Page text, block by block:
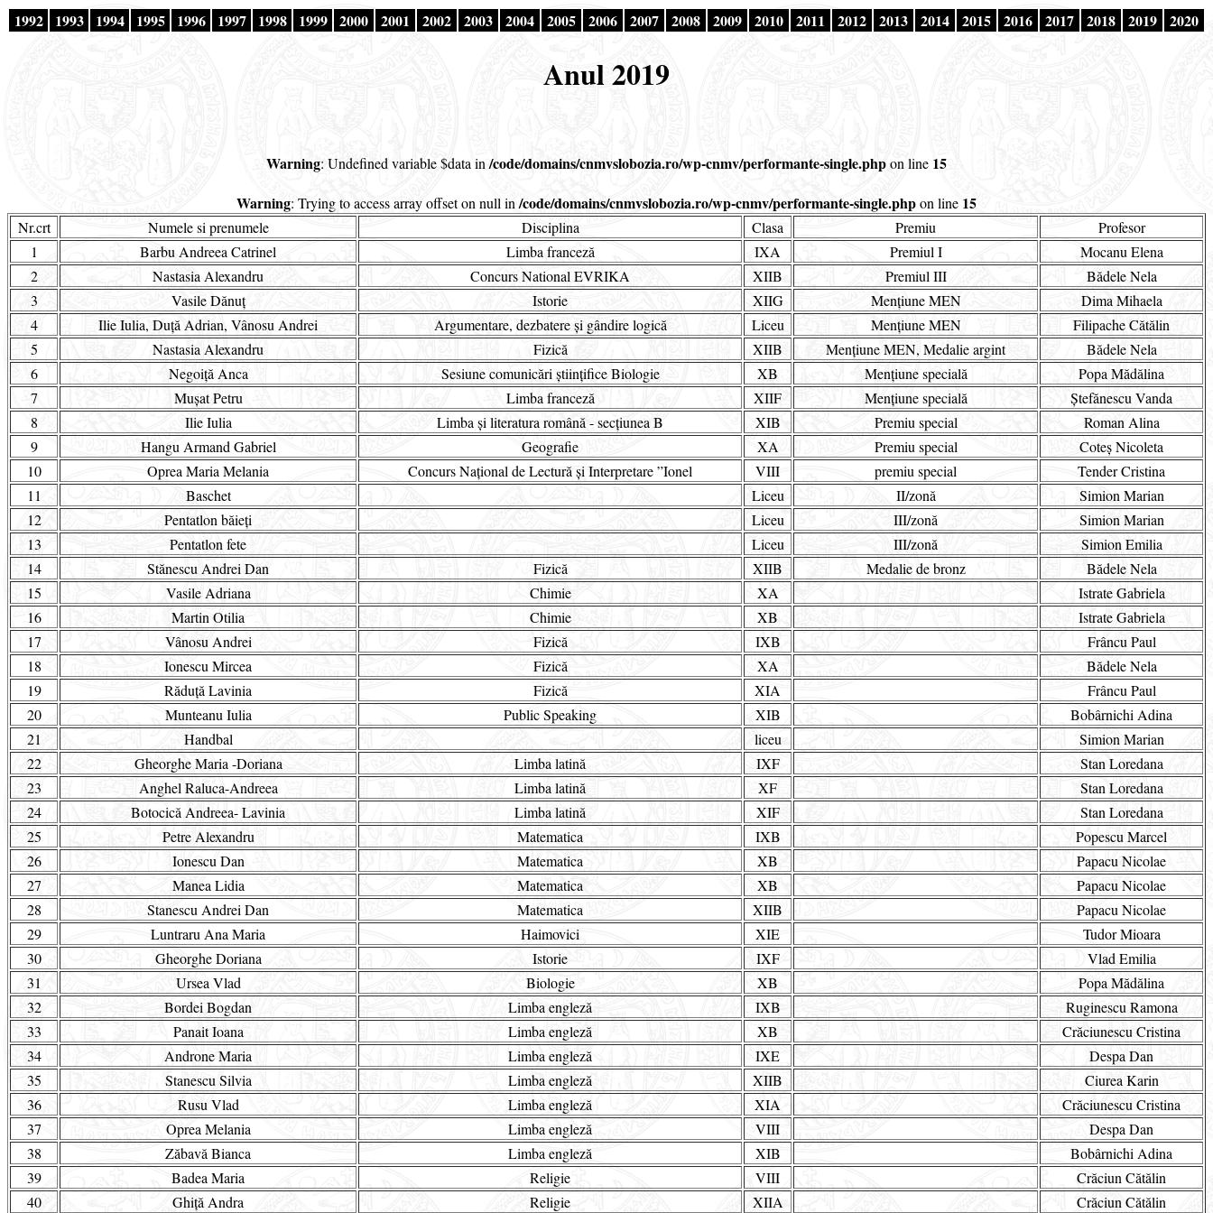
1992 1993 1994 1995 1996 1997 1998 1999 2000 2001 2002 2003 2004 2005 2006 2007 2008 2009 2010 2011 2012 2013 2014 2015 2016 2017 2018 2019 2020
Anul 2019
Warning: Undefined variable $data in /code/domains/cnmvslobozia.ro/wp-cnmv/performante-single.phpon line 15
Warning: Trying to access array offset on null in /code/domains/cnmvslobozia.ro/wp-cnmv/performante-single.phpon line 15
Nr.crt Numele si prenumele Disciplina Clasa Premiu
Profesor
1
Barbu Andreea Catrinel Limba franceză IXA Premiul I
Mocanu Elena
2
Nastasia Alexandru Concurs National EVRIKA XIIB Premiul III
Bădele Nela
3
Vasile Dănuț Istorie XIIG Mențiune MEN
Dima Mihaela
4
Ilie Iulia, Duță Adrian, Vânosu Andrei Argumentare, dezbatere și gândire logică Liceu Mențiune MEN
Filipache Cătălin
5
Nastasia Alexandru Fizică XIIB Mențiune MEN, Medalie argint
Bădele Nela
6
Negoiță Anca Sesiune comunicări științifice Biologie XB Mențiune specială
Popa Mădălina
7
Mușat Petru Limba franceză XIIF Mențiune specială
Ștefănescu Vanda
8
Ilie Iulia Limba și literatura română - secțiunea B XIB Premiu special
Roman Alina
9
Hangu Armand Gabriel Geografie XA Premiu special
Coteș Nicoleta
10
Oprea Maria Melania Concurs Național de Lectură și Interpretare ”Ionel VIII premiu special
Tender Cristina
11
Baschet Liceu II/zonă
Simion Marian
12
Pentatlon băieți Liceu III/zonă
Simion Marian
13
Pentatlon fete Liceu III/zonă
Simion Emilia
14
Stănescu Andrei Dan Fizică XIIB Medalie de bronz
Bădele Nela
15
Vasile Adriana Chimie XA
Istrate Gabriela
16
Martin Otilia Chimie XB
Istrate Gabriela
17
Vânosu Andrei Fizică IXB
Frâncu Paul
18
Ionescu Mircea Fizică XA
Bădele Nela
19
Răduță Lavinia Fizică XIA
Frâncu Paul
20
Munteanu Iulia Public Speaking XIB
Bobârnichi Adina
21
Handbal liceu
Simion Marian
22
Gheorghe Maria -Doriana Limba latină IXF
Stan Loredana
23
Anghel Raluca-Andreea Limba latină XF
Stan Loredana
24
Botocică Andreea- Lavinia Limba latină XIF
Stan Loredana
25
Petre Alexandru Matematica IXB
Popescu Marcel
26
Ionescu Dan Matematica XB
Papacu Nicolae
27
Manea Lidia Matematica XB
Papacu Nicolae
28
Stanescu Andrei Dan Matematica XIIB
Papacu Nicolae
29
Luntraru Ana Maria Haimovici XIE
Tudor Mioara
30
Gheorghe Doriana Istorie IXF
Vlad Emilia
31
Ursea Vlad Biologie XB
Popa Mădălina
32
Bordei Bogdan Limba engleză IXB
Ruginescu Ramona
33
Panait Ioana Limba engleză XB
Crăciunescu Cristina
34
Androne Maria Limba engleză IXE
Despa Dan
35
Stanescu Silvia Limba engleză XIIB
Ciurea Karin
36
Rusu Vlad Limba engleză XIA
Crăciunescu Cristina
37
Oprea Melania Limba engleză VIII
Despa Dan
38
Zăbavă Bianca Limba engleză XIB
Bobârnichi Adina
39
Badea Maria Religie VIII
Crăciun Cătălin
40
Ghiță Andra Religie XIIA Crăciun Cătălin